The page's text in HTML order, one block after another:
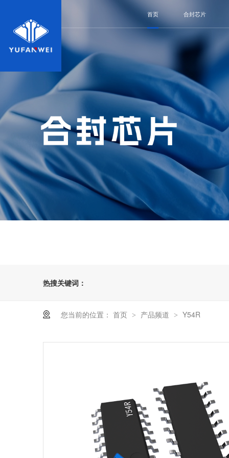
首页 合封芯片
热搜关键词：
您当前的位置： 首页 > 产品频道 > Y54R